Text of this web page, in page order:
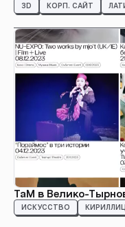
3D КОРП. САЙТ
ТаМ в Велико-
ИСКУССТВО